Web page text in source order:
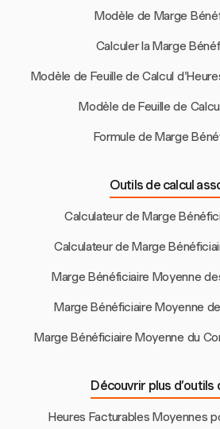
Modèle de Marge
Calculer la Marge
Modèle de Feuille de Calcul
Modèle de Feuille de
Formule de Marge
Outils de calcul
Calculateur de Marge
Calculateur de Marge
Marge Bénéficiaire Moyenne
Marge Bénéficiaire Moyenne
Marge Bénéficiaire Moyenne du
Découvrir plus d’outils
Heures Facturables Moyennes